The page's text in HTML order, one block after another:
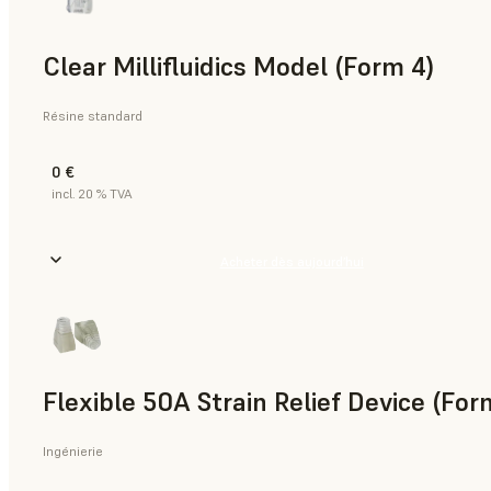
Clear Millifluidics Model (Form 4)
Résine standard
0 €
incl. 20 % TVA
Flexible 50A Strain Relief Device
Ingénierie